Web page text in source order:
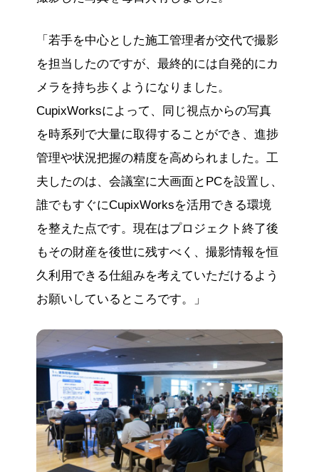
「若手を中心とした施工管理者が交代で撮影
を担当したのですが、最終的には自発的にカ
メラを持ち歩くようになりました。
CupixWorksによって、同じ視点からの写真
を時系列で大量に取得することができ、進捗
管理や状況把握の精度を高められました。工
夫したのは、会議室に大画面とPCを設置し、
誰でもすぐにCupixWorksを活用できる環境
を整えた点です。現在はプロジェクト終了後
もその財産を後世に残すべく、撮影情報を恒
久利用できる仕組みを考えていただけるよう
お願いしているところです。」